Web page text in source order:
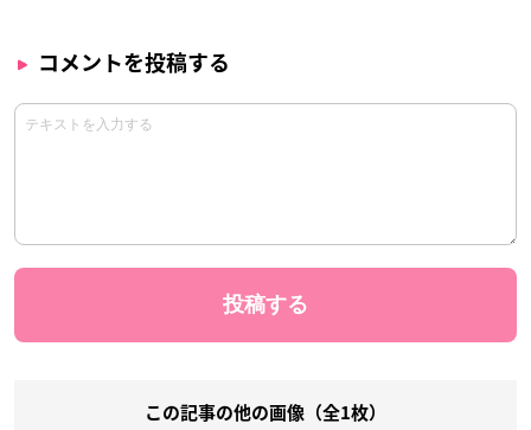
コメントを投稿する
この記事の他の画像（全1枚）